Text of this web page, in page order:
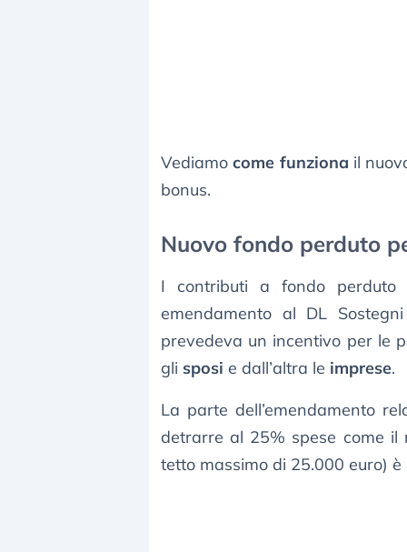
Vediamocome funziona il
bonus.
Nuovo fondo perduto
I contributi a fondo
emendamento al DL
prevedeva un incentivo per le
gli sposi e dall’altra le imprese.
La parte dell’emendamento
detrarre al 25% spese come
tetto massimo di 25.000 euro)